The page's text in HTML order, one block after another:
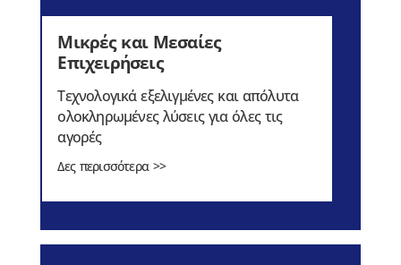
Μικρές και Μεσαίες
Επιχειρήσεις
Τεχνολογικά εξελιγμένες και απόλυτα
ολοκληρωμένες λύσεις για όλες τις
αγορές
Δες περισσότερα >>